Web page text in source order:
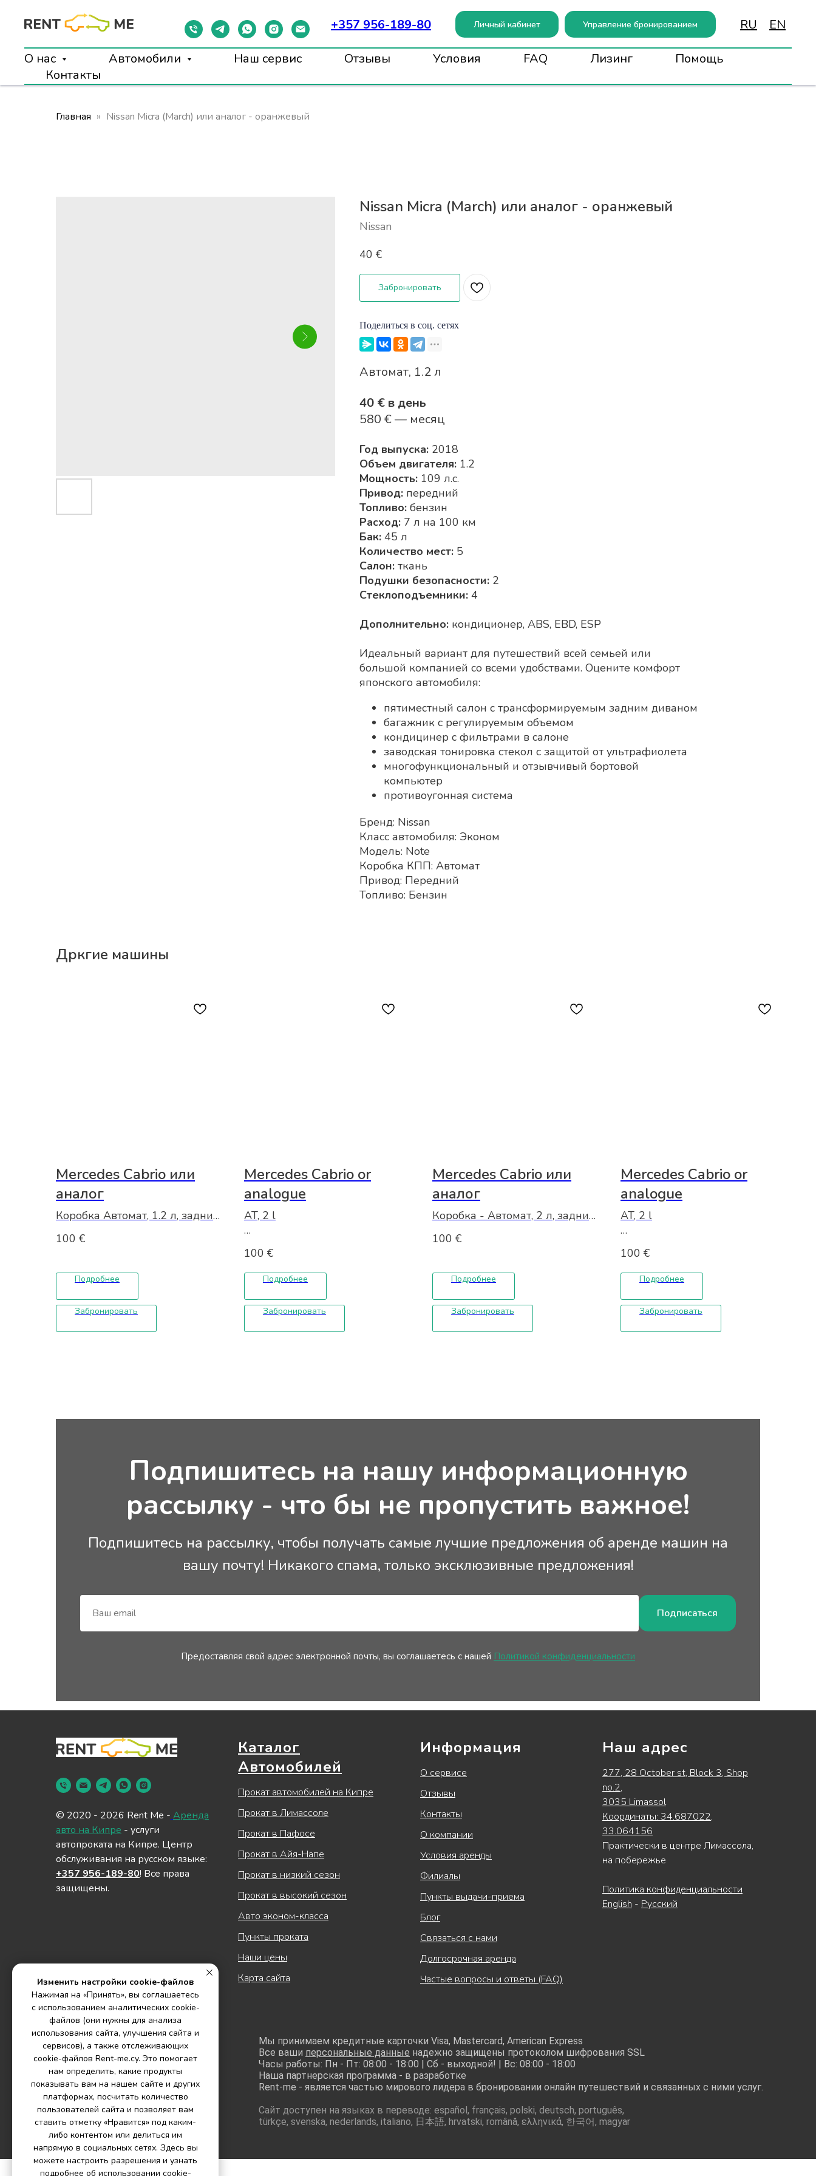
+357 956-189-80 Личный кабинет Управление бронированием RU EN
О нас Автомобили Наш сервис Отзывы Условия FAQ Лизинг
Помощь
Контакты
Главная Nissan Micra (March) или аналог - оранжевый
Nissan Micra (March) или аналог - оранжевый
Nissan
40 €
Забронировать
Поделиться в соц. сетях
Автомат, 1.2 л
40 € в день
580 € — месяц
Год выпуска: 2018
Объем двигателя: 1.2
Мощность: 109 л.с.
Привод: передний
Топливо: бензин
Расход: 7 л на 100 км
Бак: 45 л
Количество мест: 5
Салон: ткань
Подушки безопасности: 2
Стеклоподъемники: 4
Дополнительно: кондиционер, ABS, EBD, ESP
Идеальный вариант для путешествий всей семьей или
большой компанией со всеми удобствами. Оцените комфорт
японского автомобиля:
пятиместный салон с трансформируемым задним диваном
багажник с регулируемым объемом
кондицинер с фильтрами в салоне
заводская тонировка стекол с защитой от ультрафиолета
многофункциональный и отзывчивый бортовой
компьютер
противоугонная система
Бренд: Nissan
Класс автомобиля: Эконом
Модель: Note
Коробка КПП: Автомат
Привод: Передний
Топливо: Бензин
Дркгие машины
Mercedes Cabrio или
аналог
Коробка Автомат, 1.2 л, задний
Кондиционер,Количество
Без депозита
Год выпуска:2015
Страховка: Минимальная
Неограниченный пробег (Без
Бесплатная отмена
1600 € — месяц
100 €
Подробнее
Забронировать
Mercedes Cabrio or
analogue
AT, 2 l
€ 100 — day
€ 1600 — month
100 €
Подробнее
Забронировать
Mercedes Cabrio или
аналог
Коробка - Автомат, 2 л, задний
Кондиционер,Количество
Без депозита
Год выпуска:2015
Страховка: Минимальная
Неограниченный пробег (Без
Новое авто
Бесплатная отмена
100 € в день
1600 € — месяц
100 €
Подробнее
Забронировать
Mercedes Cabrio or
analogue
AT, 2 l
€ 100 — day
€ 1600 — month
100 €
Подробнее
Забронировать
Подпишитесь на нашу информационную
рассылку - что бы не пропустить важное!
Подпишитесь на рассылку, чтобы получать самые лучшие предложения об аренде машин на
вашу почту! Никакого спама, только эксклюзивные предложения!
Подписаться
Предоставляя свой адрес электронной почты, вы соглашаетесь с нашей Политикой конфиденциальности
© 2020 - 2026 Rent Me - Аренда
авто на Кипре - услуги
автопроката на Кипре. Центр
обслуживания на русском языке:
+357 956-189-80! Все права
защищены.
Каталог
Автомобилей
Прокат автомобилей на Кипре
Прокат в Лимассоле
Прокат в Пафосе
Прокат в Айя-Напе
Прокат в низкий сезон
Прокат в высокий сезон
Авто эконом-класса
Пункты проката
Наши цены
Карта сайта
Информация
О сервисе
Отзывы
Контакты
О компании
Условия аренды
Филиалы
Пункты выдачи-приема
Блог
Связаться с нами
Долгосрочная аренда
Частые вопросы и ответы (FAQ)
Наш адрес
277, 28 October st, Block 3, Shop
no.2,
3035 Limassol
Координаты: 34.687022,
33.064156
Практически в центре Лимассола,
на побережье
Политика конфиденциальности
English - Русский
Мы принимаем кредитные карточки Visa, Mastercard, American Express
Все ваши персональные данные надежно защищены протоколом шифрования SSL
Часы работы: Пн - Пт: 08:00 - 18:00 | Сб - выходной! | Вс: 08:00 - 18:00
Наша партнерская программа - в разработке
Rent-me - является частью мирового лидера в бронировании онлайн путешествий и связанных с ними услуг.
Сайт доступен на языках в переводе: español, français, polski, deutsch, português,
türkçe, svenska, nederlands, italiano, 日本語, hrvatski, română, ελληνικά, 한국어, magyar
Изменить настройки cookie-файлов
Нажимая на «Принять», вы соглашаетесь
с использованием аналитических cookie-
файлов (они нужны для анализа
использования сайта, улучшения сайта и
сервисов), а также отслеживающих
cookie-файлов Rent-me.cy. Это помогает
нам определить, какие продукты
показывать вам на нашем сайте и других
платформах, посчитать количество
пользователей сайта и позволяет вам
ставить отметку «Нравится» под каким-
либо контентом или делиться им
напрямую в социальных сетях. Здесь вы
можете настроить разрешения и узнать
подробнее об использовании cookie-